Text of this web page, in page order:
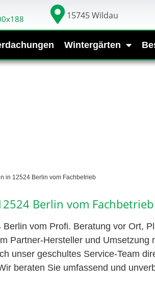
15745 Wildau
Wintergärten
in 12524 Berlin vom Fachbetrieb
Berlin vom Fachbetrieb
vom Profi. Beratung vor Ort,
Partner-Hersteller und Umsetzung
unser geschultes Service-Team
beraten Sie umfassend und